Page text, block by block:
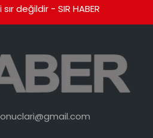
değildir - SIR HABER